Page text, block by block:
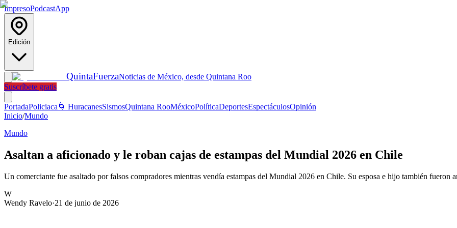
ImpresoPodcastApp
Edición
QuintaFuerzaNoticias de México, desde Quintana Roo
Suscríbete gratis
PortadaPoliciaca 🌀 HuracanesSismosQuintana RooMéxicoPolíticaDeportesEspectáculosOpinión
Inicio/Mundo
Mundo
Asaltan a aficionado y le roban cajas de estampas del Mundial 2026 en Chile
Un comerciante fue asaltado por falsos compradores mientras vendía estampas del Mundial 2026 en Chile. Su esposa e hijo también fueron
W
Wendy Ravelo·21 de junio de 2026